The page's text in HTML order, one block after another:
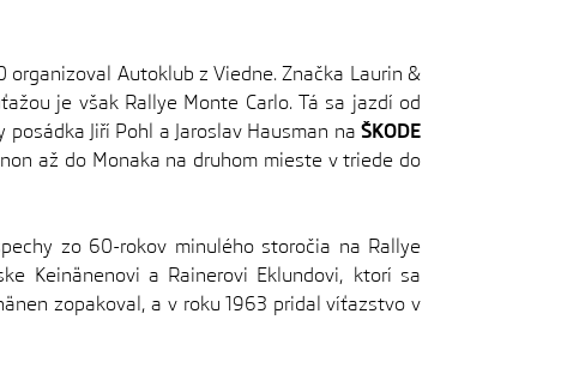
Autoklub z Viedne. Značka Laurin &
je však Rallye Monte Carlo. Tá sa jazdí od
Jiří Pohl a Jaroslav Hausman na ŠKODE
až do Monaka na druhom mieste v triede do
zo 60-rokov minulého storočia na Rallye
Keinänenovi a Rainerovi Eklundovi, ktorí sa
zopakoval, a v roku 1963 pridal víťazstvo v